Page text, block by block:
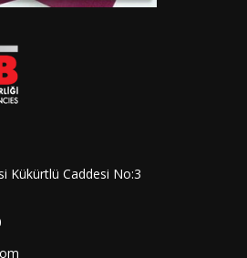
Kükürtlü Caddesi No:3